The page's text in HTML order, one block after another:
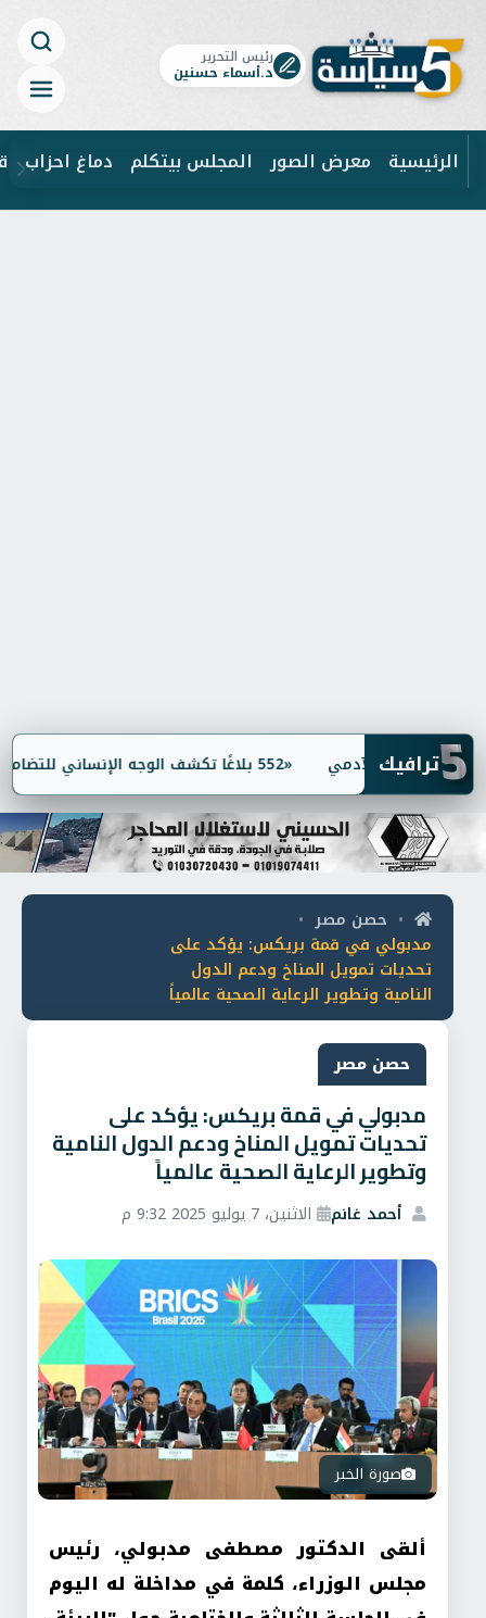
رئيس التحرير
د.أسماء حسنين
الرئيسية معرض الصور المجلس بيتكلم دماغ احزاب
5ترافيك «552 بلاغًا تكشف الوجه الإنساني للتضامن.. إنقاذ مسنين ولمّ شمل أسر
• حصن مصر •
مدبولي في قمة بريكس: يؤكد على
تحديات تمويل المناخ ودعم الدول
النامية وتطوير الرعاية الصحية عالمياً
حصن مصر
مدبولي في قمة بريكس: يؤكد على
تحديات تمويل المناخ ودعم الدول النامية
وتطوير الرعاية الصحية عالمياً
أحمد غانم الاثنين، 7 يوليو 2025 9:32 م
صورة الخبر
ألقى الدكتور مصطفى مدبولي، رئيس
مجلس الوزراء، كلمة في مداخلة له اليوم